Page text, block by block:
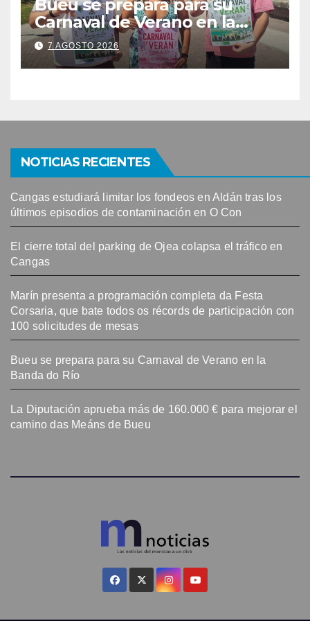
Bueu se prepara para su
Carnaval de Verano en la
Banda do Río
7 AGOSTO 2026
NOTICIAS RECIENTES
Cangas estudiará limitar los fondeos en Aldán tras los
últimos episodios de contaminación en O Con
El cierre total del parking de Ojea colapsa el tráfico en
Cangas
Marín presenta a programación completa da Festa
Corsaria, que bate todos os récords de participación con
100 solicitudes de mesas
Bueu se prepara para su Carnaval de Verano en la
Banda do Río
La Diputación aprueba más de 160.000 € para mejorar el
camino das Meáns de Bueu